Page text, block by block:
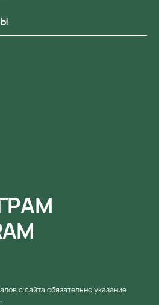
с сайта обязательно указание